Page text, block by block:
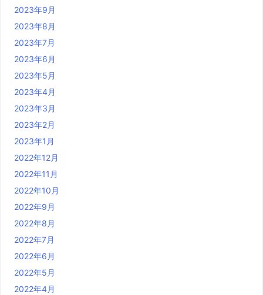
2023年9月
2023年8月
2023年7月
2023年6月
2023年5月
2023年4月
2023年3月
2023年2月
2023年1月
2022年12月
2022年11月
2022年10月
2022年9月
2022年8月
2022年7月
2022年6月
2022年5月
2022年4月